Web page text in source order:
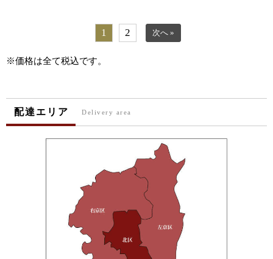
1 2 次へ »
※価格は全て税込です。
配達エリア Delivery area